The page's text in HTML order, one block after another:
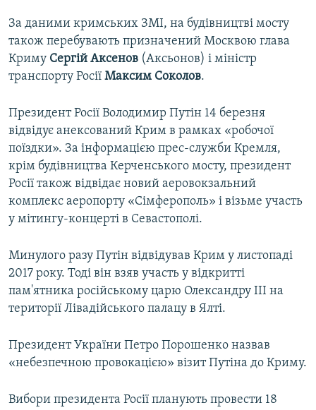
За даними кримських ЗМІ, на будівництві мосту
також перебувають призначений Москвою глава
Криму Сергій Аксенов (Аксьонов) і міністр
транспорту Росії Максим Соколов.
Президент Росії Володимир Путін 14 березня
відвідує анексований Крим в рамках «робочої
поїздки». За інформацією прес-служби Кремля,
крім будівництва Керченського мосту, президент
Росії також відвідає новий аеровокзальний
комплекс аеропорту «Сімферополь» і візьме участь
у мітингу-концерті в Севастополі.
Минулого разу Путін відвідував Крим у листопаді
2017 року. Тоді він взяв участь у відкритті
пам'ятника російському царю Олександру III на
території Лівадійського палацу в Ялті.
Президент України Петро Порошенко назвав
«небезпечною провокацією» візит Путіна до Криму.
Вибори президента Росії планують провести 18